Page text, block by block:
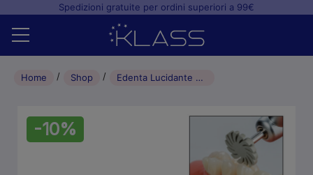
Spedizioni gratuite per ordini superiori a 99€
Home
Studio odontoiatrico
Home Shop Edenta Lucidante per ceramica StarGloss disco L1.5mm step 2 (6pz)
-10%